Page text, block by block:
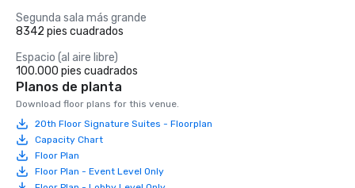
Segunda sala más grande
8342 pies cuadrados
Espacio (al aire libre)
100.000 pies cuadrados
Planos de planta
Download floor plans for this venue.
20th Floor Signature Suites - Floorplan
Capacity Chart
Floor Plan
Floor Plan - Event Level Only